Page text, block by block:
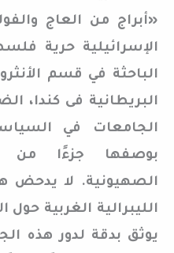
«أبراج من العاج
الإسرائيلية حرية
الباحثة في قسم
البريطانية فى كندا،
الجامعات في
بوصفها جزءًا من
الصهيونية. لا يدحض
الليبرالية الغربية حول
يوثق بدقة لدور هذه